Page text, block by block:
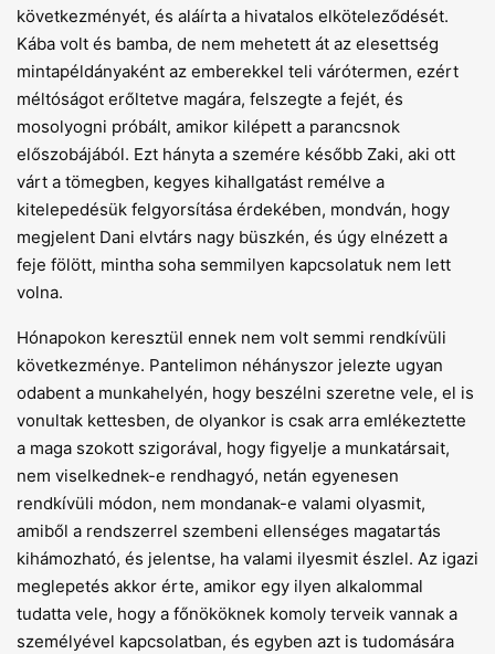
következményét, és aláírta a hivatalos elköteleződését.
Kába volt és bamba, de nem mehetett át az elesettség
mintapéldányaként az emberekkel teli várótermen, ezért
méltóságot erőltetve magára, felszegte a fejét, és
mosolyogni próbált, amikor kilépett a parancsnok
előszobájából. Ezt hányta a szemére később Zaki, aki ott
várt a tömegben, kegyes kihallgatást remélve a
kitelepedésük felgyorsítása érdekében, mondván, hogy
megjelent Dani elvtárs nagy büszkén, és úgy elnézett a
feje fölött, mintha soha semmilyen kapcsolatuk nem lett
volna.
Hónapokon keresztül ennek nem volt semmi rendkívüli
következménye. Pantelimon néhányszor jelezte ugyan
odabent a munkahelyén, hogy beszélni szeretne vele, el is
vonultak kettesben, de olyankor is csak arra emlékeztette
a maga szokott szigorával, hogy figyelje a munkatársait,
nem viselkednek-e rendhagyó, netán egyenesen
rendkívüli módon, nem mondanak-e valami olyasmit,
amiből a rendszerrel szembeni ellenséges magatartás
kihámozható, és jelentse, ha valami ilyesmit észlel. Az igazi
meglepetés akkor érte, amikor egy ilyen alkalommal
tudatta vele, hogy a főnököknek komoly terveik vannak a
személyével kapcsolatban, és egyben azt is tudomására